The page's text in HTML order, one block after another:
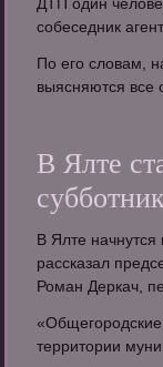
ДТП один
собеседник
По его словам,
выясняются все
В Ялте
В Ялте начнутся
рассказал
Роман Деркач,
«Общегородские
территории